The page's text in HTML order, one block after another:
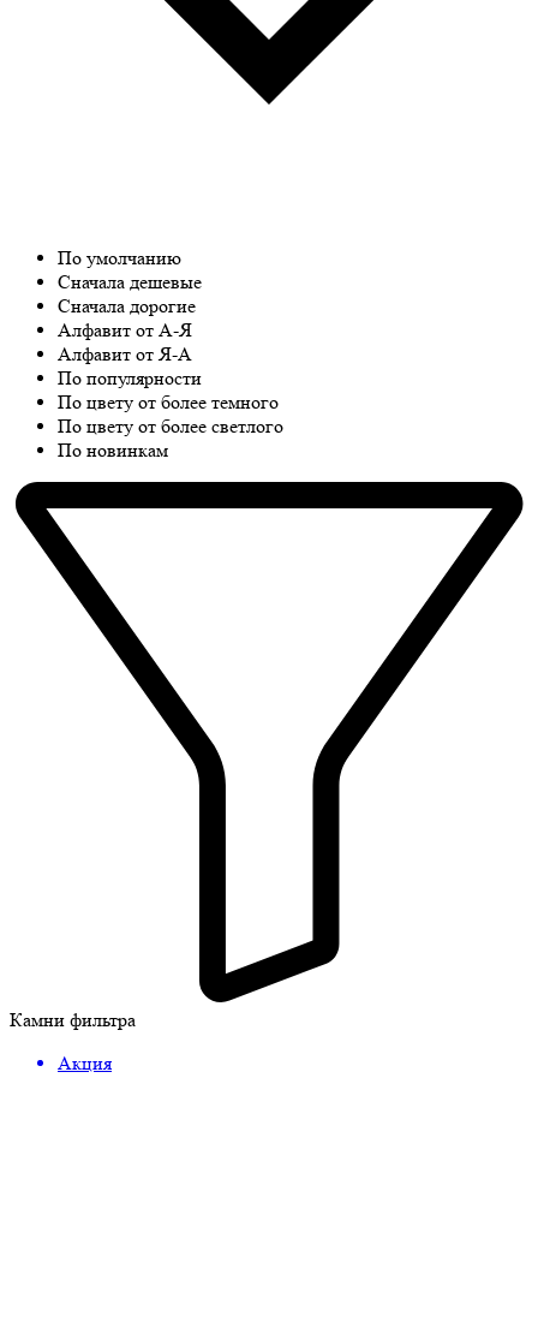
По умолчанию
Сначала дешевые
Сначала дорогие
Алфавит от А-Я
Алфавит от Я-А
По популярности
По цвету от более темного
По цвету от более светлого
По новинкам
Камни фильтра
Акция